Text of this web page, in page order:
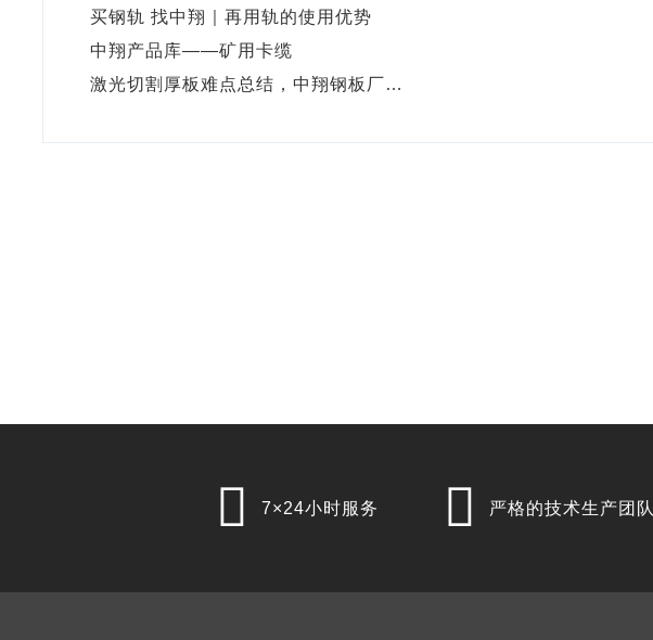
买钢轨 找中翔｜再用轨的使用优势
中翔产品库——矿用卡缆
激光切割厚板难点总结，中翔钢板厂…
 7×24小时服务  严格的技术生产团队